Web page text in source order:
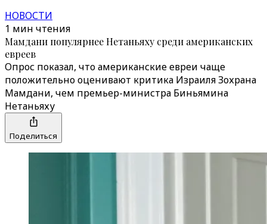
НОВОСТИ
1 мин чтения
Мамдани популярнее Нетаньяху среди американских
евреев
Опрос показал, что американские евреи чаще
положительно оценивают критика Израиля Зохрана
Мамдани, чем премьер-министра Биньямина
Нетаньяху
Поделиться